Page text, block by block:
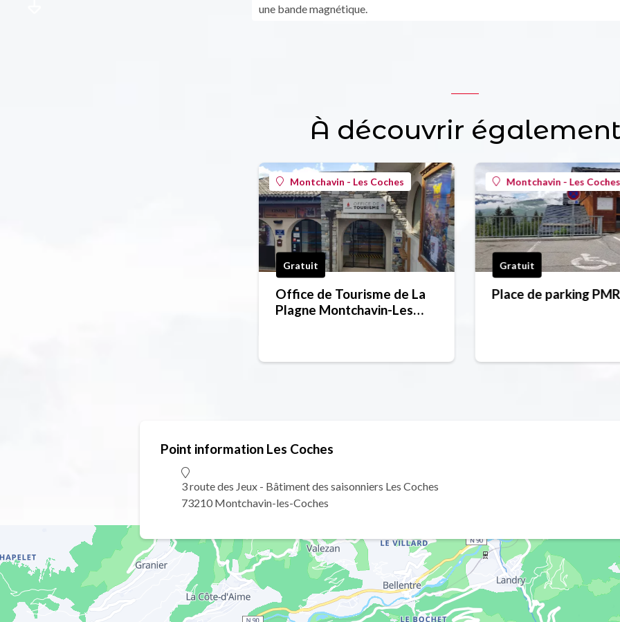
une bande magnétique.
À découvrir
Montchavin - Les Coches
Gratuit
Office de Tourisme de La
Plagne Montchavin-Les
Montchavin - Les Coches
Gratuit
Place de parking PMR
Point information Les Coches
3 route des Jeux - Bâtiment des saisonniers Les Coches
73210 Montchavin-les-Coches